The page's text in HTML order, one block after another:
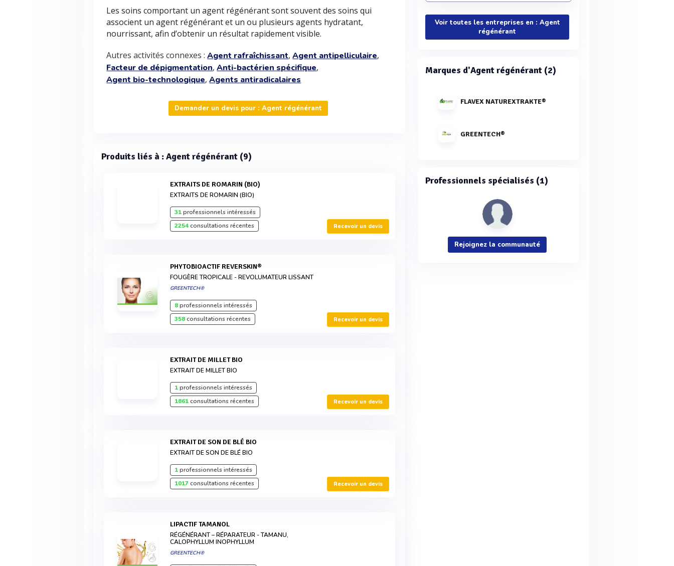
Les soins comportant un agent régénérant sont souvent des soins qui
associent un agent régénérant et un ou plusieurs agents hydratant,
nourrissant, afin d’obtenir un résultat rapidement visible.
Autres activités connexes :Agent rafraîchissant,Agent antipelliculaire,
Facteur de dépigmentation,Anti-bactérien spécifique,
Agent bio-technologique,Agents antiradicalaires
Demander un devis pour : Agent régénérant
Produits liés à : Agent régénérant (9)
EXTRAITS DE ROMARIN (BIO)
EXTRAITS DE ROMARIN (BIO)
31professionnels intéressés
2254consultations récentes Recevoir un devis
PHYTOBIOACTIF REVERSKIN®
FOUGÈRE TROPICALE - REVOLUMATEUR LISSANT
GREENTECH®
8professionnels intéressés
358consultations récentes Recevoir un devis
EXTRAIT DE MILLET BIO
EXTRAIT DE MILLET BIO
1professionnels intéressés
1861consultations récentes Recevoir un devis
EXTRAIT DE SON DE BLÉ BIO
EXTRAIT DE SON DE BLÉ BIO
1professionnels intéressés
1017consultations récentes Recevoir un devis
LIPACTIF TAMANOL
RÉGÉNÉRANT – RÉPARATEUR - TAMANU,
CALOPHYLLUM INOPHYLLUM
GREENTECH®
Voir toutes les entreprises en : Agent
régénérant
Marques d'Agent régénérant (2)
FLAVEX NATUREXTRAKTE®
GREENTECH®
Professionnels spécialisés (1)
Rejoignez la communauté